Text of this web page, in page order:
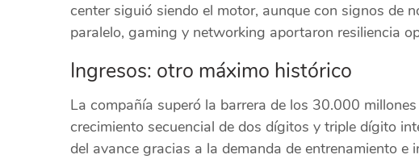
center siguió siendo el motor, aunque con signos de
paralelo, gaming y networking aportaron resiliencia
Ingresos: otro máximo histórico
La compañía superó la barrera de los 30.000
crecimiento secuencial de dos dígitos y triple dígito
del avance gracias a la demanda de entrenamiento e